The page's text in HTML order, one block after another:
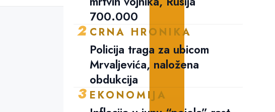
700.000
2 CRNA HRONIKA
Policija traga za ubicom
Mrvaljevića, naložena
obdukcija
3 EKONOMIJA